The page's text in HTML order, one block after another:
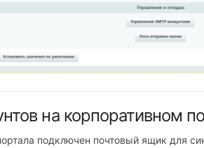
на корпоративном
подключен почтовый ящик для